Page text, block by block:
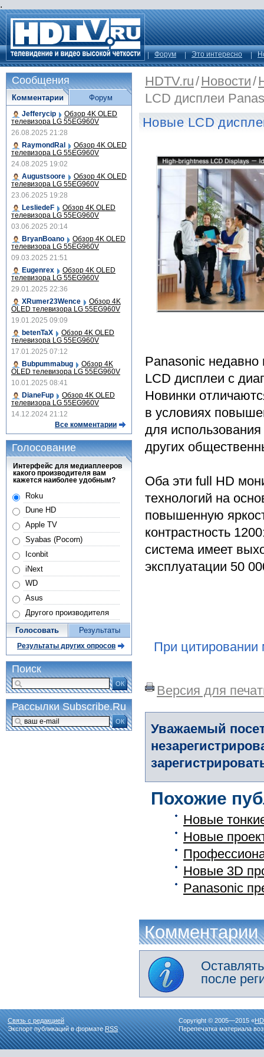
.
Форум Это интересно
HDTV.ru/Новости/
LCD дисплеи
Новые LCD
Panasonic недавно
LCD дисплеи с
Новинки
в условиях
для
других
Оба эти full HD
технологий на
повышенную
контрастность
система имеет
эксплуатации 50
При цитировании
Версия для
Уважаемый
Похожие
Новые
Новые
Новые 3D
Panasonic
Комментарии
после
Сообщения
Комментарии
Jefferycip Обзор 4K OLED
телевизора LG 55EG960V
26.08.2025 21:28
RaymondRal
Обзор 4K OLED
телевизора LG 55EG960V
24.08.2025 19:02
Augustsoore
Обзор 4K OLED
телевизора LG 55EG960V
23.06.2025 19:28
LesliedeF
Обзор 4K OLED
телевизора LG 55EG960V
03.06.2025 20:14
BryanBoano
Обзор 4K OLED
телевизора LG 55EG960V
09.03.2025 21:51
Eugenrex
Обзор 4K OLED
телевизора LG 55EG960V
29.01.2025 22:36
XRumer23Wence
Обзор 4K
OLED телевизора LG 55EG960V
19.01.2025 09:09
betenTaX
Обзор 4K OLED
телевизора LG 55EG960V
17.01.2025 07:12
Bubpummabug
Обзор 4K
OLED телевизора LG 55EG960V
10.01.2025 08:41
DianeFup
Обзор 4K OLED
телевизора LG 55EG960V
14.12.2024 21:12
Все комментарии
Форум
Голосование
Интерфейс для медиаплееров
какого производителя вам
кажется наиболее удобным?
Roku
Dune HD
Apple TV
Syabas (Pocorn)
Iconbit
iNext
WD
Asus
Другого производителя
Голосовать Результаты
Результаты других опросов
Поиск
ОК
Рассылки Subscribe.Ru
ОК
Связь с редакцией
Экспорт публикаций в форматеRSS
Copyright © 2005—2015 «
Перепечатка материала